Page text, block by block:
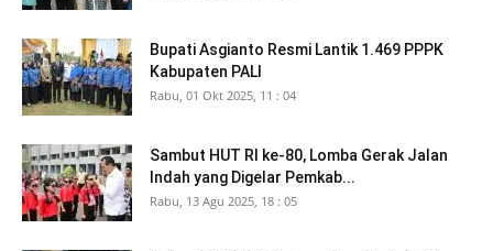
Bupati Asgianto Resmi Lantik 1.469 PPPK
Kabupaten PALI
Rabu, 01 Okt 2025, 11 : 04
Sambut HUT RI ke-80, Lomba Gerak Jalan
Indah yang Digelar Pemkab...
Rabu, 13 Agu 2025, 18 : 05